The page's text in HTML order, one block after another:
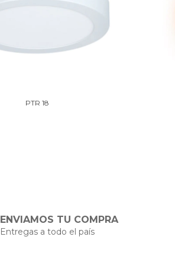
PTR 18
ENVIAMOS TU COMPRA
Entregas a todo el país